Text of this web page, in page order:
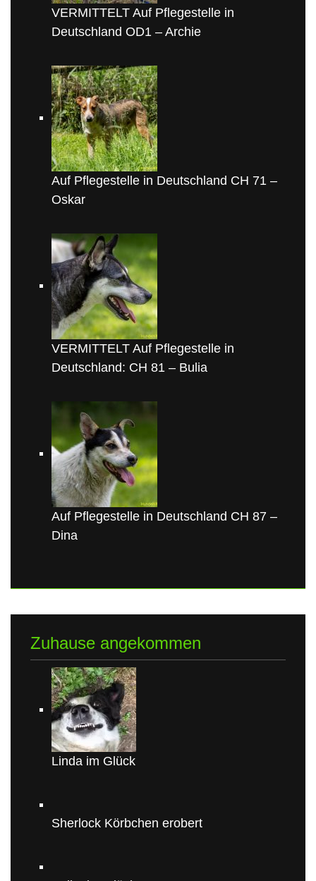
VERMITTELT Auf Pflegestelle in
Deutschland OD1 – Archie
Auf Pflegestelle in Deutschland CH 71 –
Oskar
VERMITTELT Auf Pflegestelle in
Deutschland: CH 81 – Bulia
Auf Pflegestelle in Deutschland CH 87 –
Dina
Zuhause angekommen
Linda im Glück
Sherlock Körbchen erobert